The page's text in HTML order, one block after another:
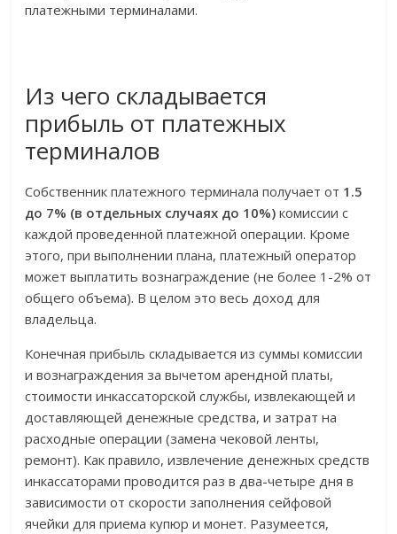
платежными терминалами.
Из чего складывается
прибыль от платежных
терминалов
Собственник платежного терминала получает от 1.5
до 7% (в отдельных случаях до 10%) комиссии с
каждой проведенной платежной операции. Кроме
этого, при выполнении плана, платежный оператор
может выплатить вознаграждение (не более 1-2% от
общего объема). В целом это весь доход для
владельца.
Конечная прибыль складывается из суммы комиссии
и вознаграждения за вычетом арендной платы,
стоимости инкассаторской службы, извлекающей и
доставляющей денежные средства, и затрат на
расходные операции (замена чековой ленты,
ремонт). Как правило, извлечение денежных средств
инкассаторами проводится раз в два-четыре дня в
зависимости от скорости заполнения сейфовой
ячейки для приема купюр и монет. Разумеется,